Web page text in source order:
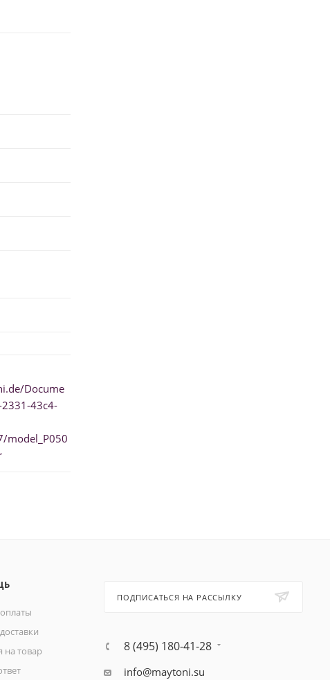
Docume
43c4-
model_P050
на товар
ПОДПИСАТЬСЯ НА РАССЫЛКУ
8 (495) 180-41-28
info@maytoni.su